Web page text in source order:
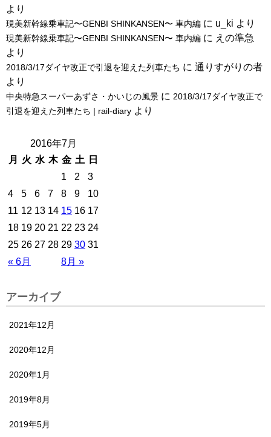
より
現美新幹線乗車記〜GENBI SHINKANSEN〜 車内編 に u_ki より
現美新幹線乗車記〜GENBI SHINKANSEN〜 車内編 に えの準急
より
2018/3/17ダイヤ改正で引退を迎えた列車たち に 通りすがりの者
より
中央特急スーパーあずさ・かいじの風景 に 2018/3/17ダイヤ改正で
引退を迎えた列車たち | rail-diary より
2016年7月
月
火 水 木 金 土 日
« 6月 8月 »
1 2
3
4
5 6 7 8 9
10
11 12 13 14 15 16 17
18 19 20 21 22 23 24
25 26 27 28 29 30 31
アーカイブ
2021年12月
2020年12月
2020年1月
2019年8月
2019年5月